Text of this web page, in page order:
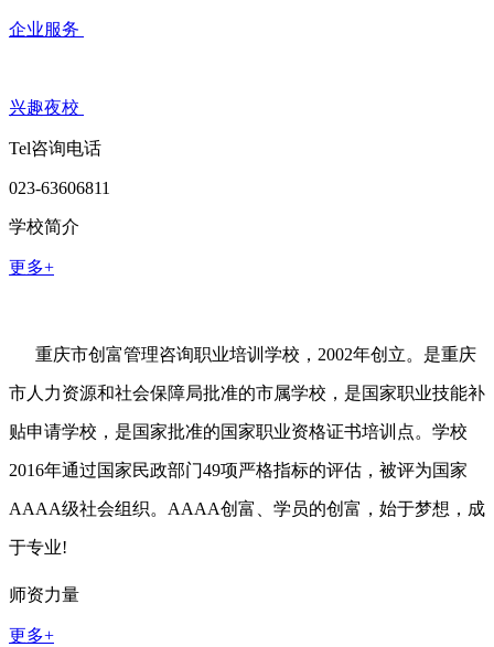
企业服务
兴趣夜校
Tel咨询电话
023-63606811
学校简介
更多+
重庆市创富管理咨询职业培训学校，2002年创立。是重庆
市人力资源和社会保障局批准的市属学校，是国家职业技能补
贴申请学校，是国家批准的国家职业资格证书培训点。学校
2016年通过国家民政部门49项严格指标的评估，被评为国家
AAAA级社会组织。AAAA创富、学员的创富，始于梦想，成
于专业!
师资力量
更多+